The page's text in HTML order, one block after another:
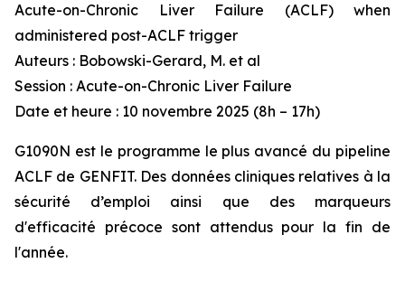
Acute-on-Chronic Liver Failure (ACLF) when
administered post-ACLF trigger
Auteurs : Bobowski-Gerard, M. et al
Session : Acute-on-Chronic Liver Failure
Date et heure : 10 novembre 2025 (8h – 17h)
G1090N est le programme le plus avancé du pipeline
ACLF de GENFIT. Des données cliniques relatives à la
sécurité d’emploi ainsi que des marqueurs
d'efficacité précoce sont attendus pour la fin de
l'année.